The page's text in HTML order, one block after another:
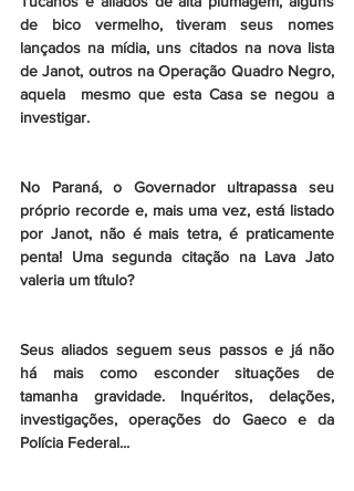
de bico vermelho, tiveram seus nomes
lançados na mídia, uns citados na nova lista
de Janot, outros na Operação Quadro Negro,
aquela  mesmo que esta Casa se negou a
investigar.
No Paraná, o Governador ultrapassa seu
próprio recorde e, mais uma vez, está listado
por Janot, não é mais tetra, é praticamente
penta! Uma segunda citação na Lava Jato
valeria um título?
Seus aliados seguem seus passos e já não
há mais como esconder situações de
tamanha gravidade. Inquéritos, delações,
investigações, operações do Gaeco e da
Polícia Federal...